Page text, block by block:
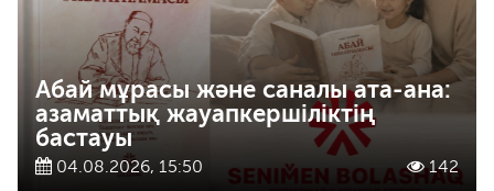
Абай мұрасы және саналы ата-ана:
азаматтық жауапкершіліктің
бастауы
04.08.2026, 15:50 142